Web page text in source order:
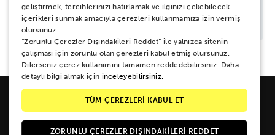
geliştirmek, tercihlerinizi hatırlamak ve ilginizi çekebilecek
içerikleri sunmak amacıyla çerezleri kullanmamıza izin vermiş
olursunuz.
“Zorunlu Çerezler Dışındakileri Reddet” ile yalnızca sitenin
çalışması için zorunlu olan çerezleri kabul etmiş olursunuz.
Dilerseniz çerez kullanımını tamamen reddedebilirsiniz. Daha
detaylı bilgi almak için inceleyebilirsiniz.
TÜM ÇEREZLERİ KABUL ET
ZORUNLU ÇEREZLER DIŞINDAKILERI REDDET